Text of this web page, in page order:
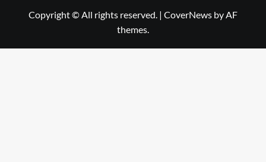
Copyright © All rights reserved. | CoverNews by AF
themes.